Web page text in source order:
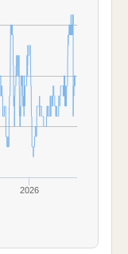
2026